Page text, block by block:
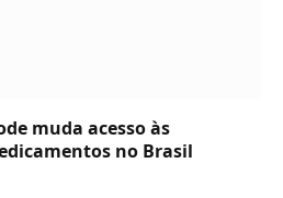
muda acesso às
no Brasil